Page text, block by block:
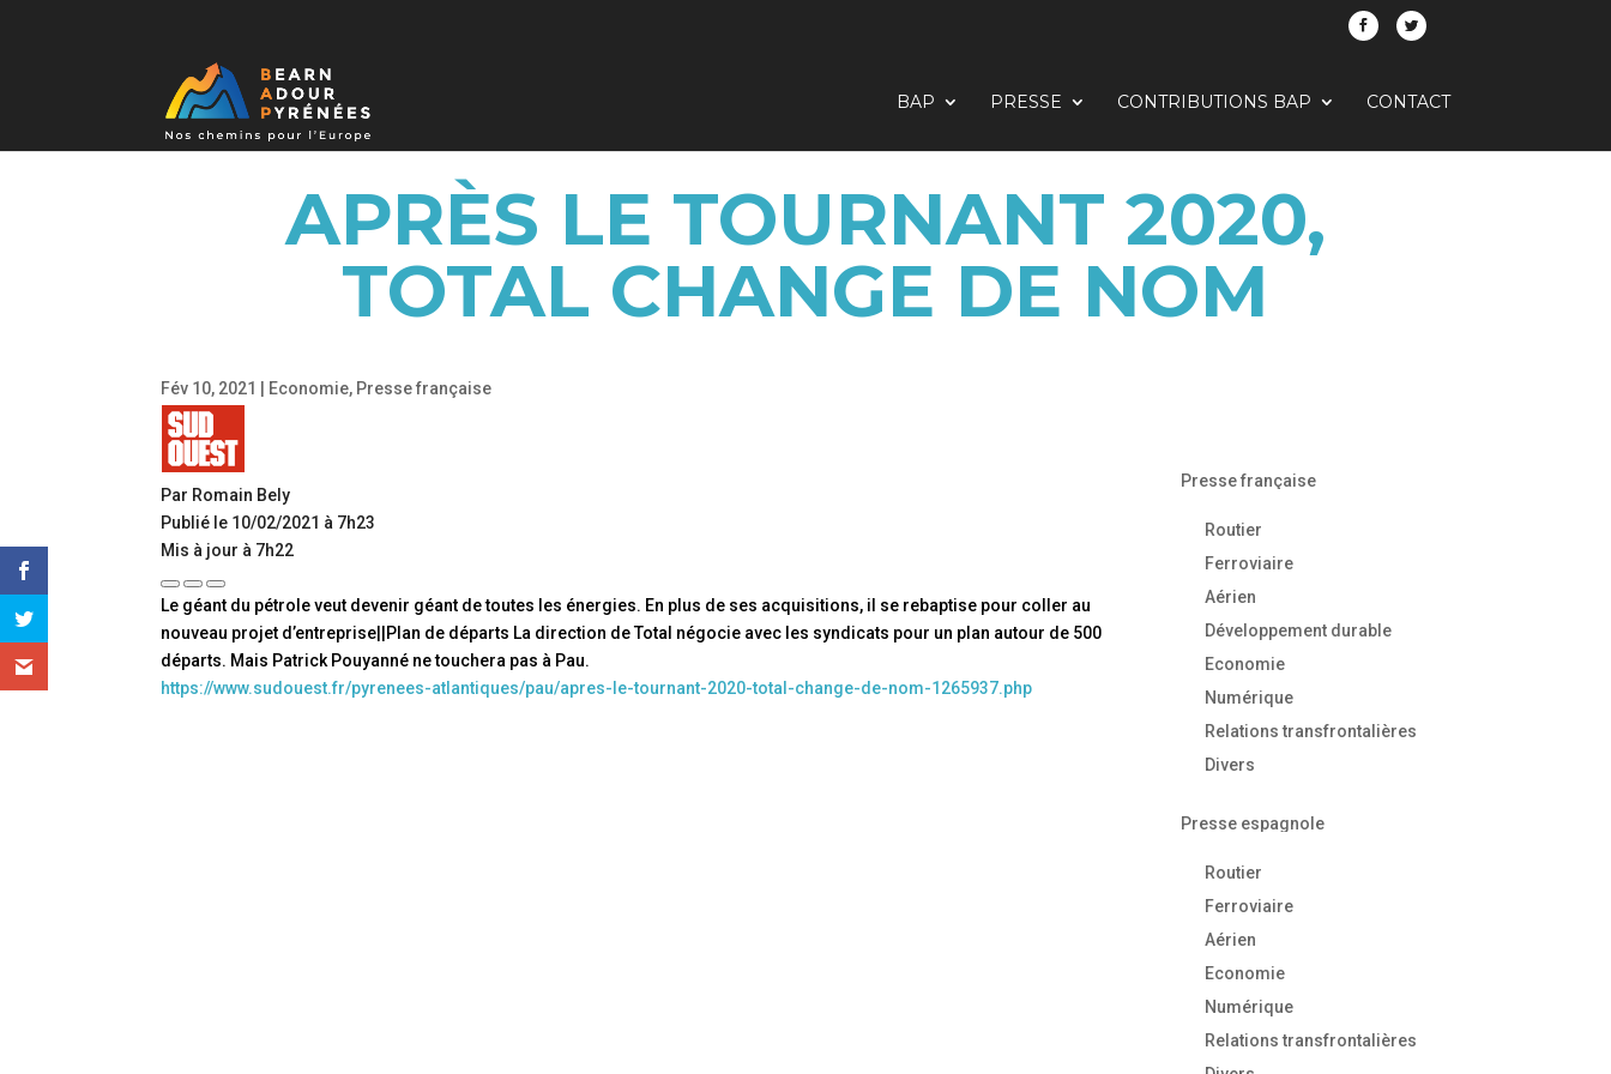
BAP PRESSE CONTRIBUTIONS BAP CONTACT
APRÈS LE TOURNANT 2020,
TOTAL CHANGE DE NOM
Fév 10, 2021 Economie, Presse française
Par Romain Bely
Publié le 10/02/2021 à 7h23
Mis à jour à 7h22
Le géant du pétrole veut devenir géant de toutes les énergies. En plus de ses acquisitions, il se rebaptise pour coller au
nouveau projet d’entreprise||Plan de départs La direction de Total négocie avec les syndicats pour un plan autour de 500
départs. Mais Patrick Pouyanné ne touchera pas à Pau.
https://www.sudouest.fr/pyrenees-atlantiques/pau/apres-le-tournant-2020-total-change-de-nom-1265937.php
Presse française
Routier
Ferroviaire
Aérien
Développement durable
Economie
Numérique
Relations transfrontalières
Divers
Presse espagnole
Routier
Ferroviaire
Aérien
Economie
Numérique
Relations transfrontalières